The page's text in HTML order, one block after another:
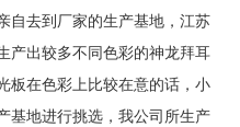
自去到厂家的生产基地，江苏
产出较多不同色彩的神龙拜耳
板在色彩上比较在意的话，小
基地进行挑选，我公司所生产